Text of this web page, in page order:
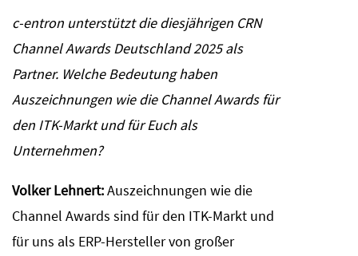
c-entron unterstützt die diesjährigen CRN
Channel Awards Deutschland 2025 als
Partner. Welche Bedeutung haben
Auszeichnungen wie die Channel Awards für
den ITK-Markt und für Euch als
Unternehmen?
Volker Lehnert:Auszeichnungen wie die
Channel Awards sind für den ITK-Markt und
für uns als ERP-Hersteller von großer